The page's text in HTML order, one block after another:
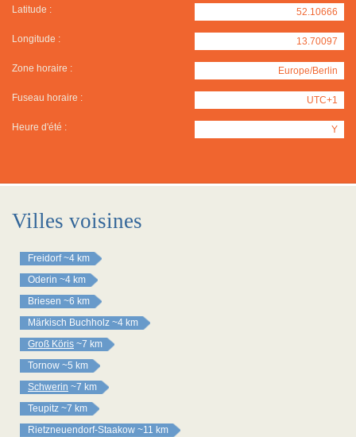
Latitude : 52.10666
Longitude : 13.70097
Zone horaire : Europe/Berlin
Fuseau horaire : UTC+1
Heure d'été : Y
Villes voisines
Freidorf ~4 km
Oderin ~4 km
Briesen ~6 km
Märkisch Buchholz ~4 km
Groß Köris ~7 km
Tornow ~5 km
Schwerin ~7 km
Teupitz ~7 km
Rietzneuendorf-Staakow ~11 km